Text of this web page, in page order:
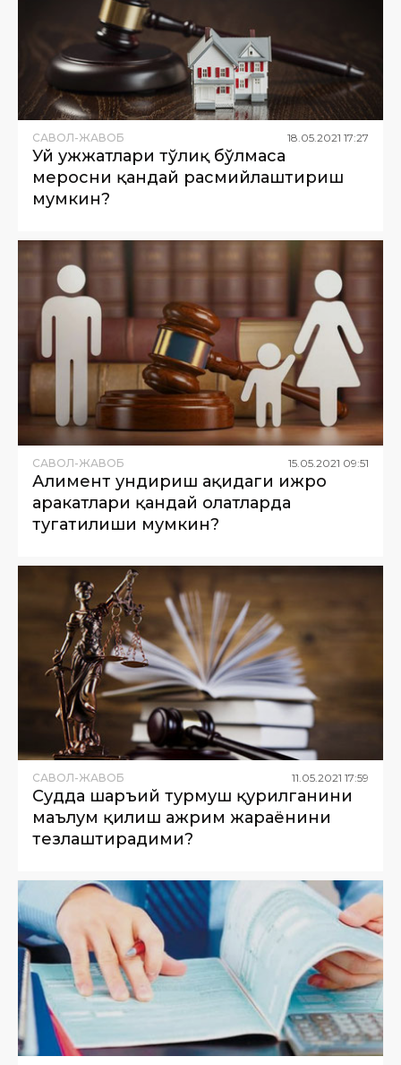
САВОЛ-ЖАВОБ 18.05.2021 17:27
Уй ҳужжатлари тўлиқ бўлмаса
меросни қандай расмийлаштириш
мумкин?
САВОЛ-ЖАВОБ 15 05 2021 09:51
Алимент ундириш ҳақидаги ижро
ҳаракатлари қандай ҳолатларда
тугатилиши мумкин?
САВОЛ-ЖАВОБ 11.05.2021 17:59
Судда шаръий турмуш қурилганини
маълум қилиш ажрим жараёнини
тезлаштирадими?